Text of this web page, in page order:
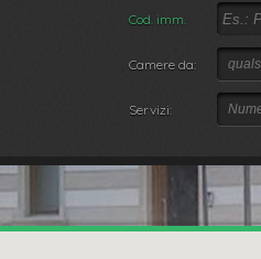
Cod. imm.
Camere da:
Servizi: